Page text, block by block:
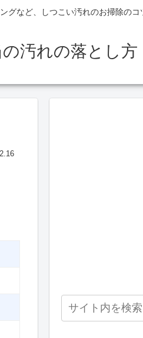
など、しつこい汚れのお掃除のコ
汚れの落とし方